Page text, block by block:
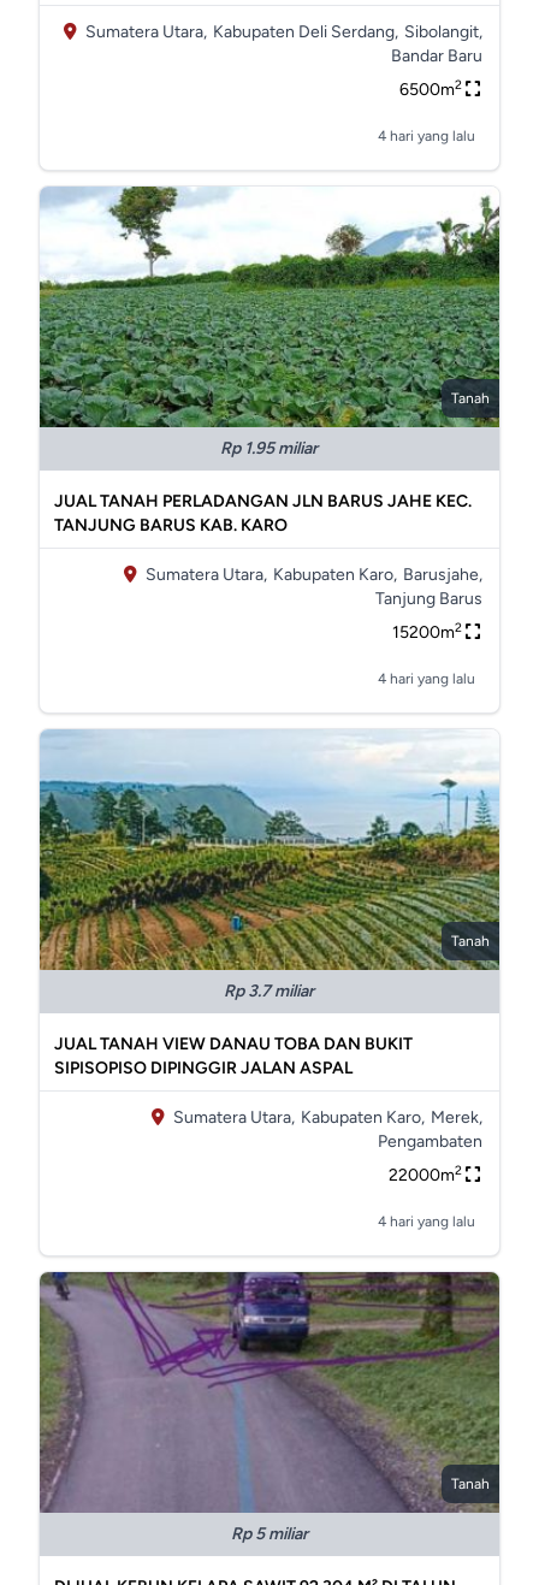
Sumatera Utara, Kabupaten Deli Serdang, Sibolangit,
Bandar Baru
6500m2
4 hari yang lalu
Tanah
Rp 1.95 miliar
JUAL TANAH PERLADANGAN JLN BARUS JAHE KEC.
TANJUNG BARUS KAB. KARO
Sumatera Utara, Kabupaten Karo, Barusjahe,
Tanjung Barus
15200m2
4 hari yang lalu
Tanah
Rp 3.7 miliar
JUAL TANAH VIEW DANAU TOBA DAN BUKIT
SIPISOPISO DIPINGGIR JALAN ASPAL
Sumatera Utara, Kabupaten Karo, Merek,
Pengambaten
22000m2
4 hari yang lalu
Tanah
Rp 5 miliar